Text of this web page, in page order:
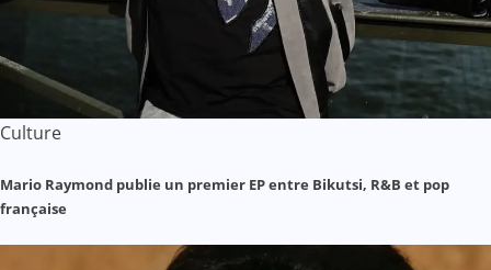
Culture
Mario Raymond publie un premier EP entre Bikutsi, R&B et pop
française